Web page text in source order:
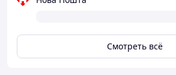
Смотреть всё